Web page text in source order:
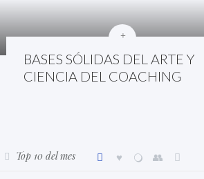
BASES SÓLIDAS DEL ARTE Y
CIENCIA DEL COACHING
Top 10 del mes